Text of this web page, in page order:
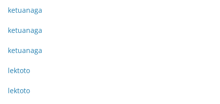
ketuanaga
ketuanaga
ketuanaga
lektoto
lektoto